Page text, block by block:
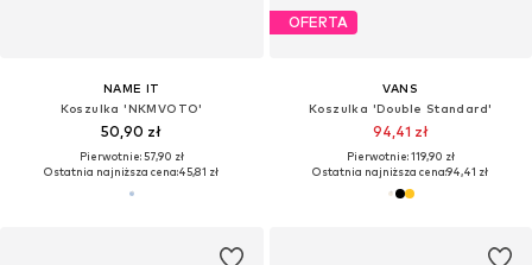
NAME IT
Koszulka 'NKMVOTO'
50,90 zł
Pierwotnie: 57,90 zł
Ostatnia najniższa cena:45,81 zł
OFERTA
VANS
Koszulka 'Double Standard'
94,41 zł
Pierwotnie: 119,90 zł
Ostatnia najniższa cena:94,41 zł